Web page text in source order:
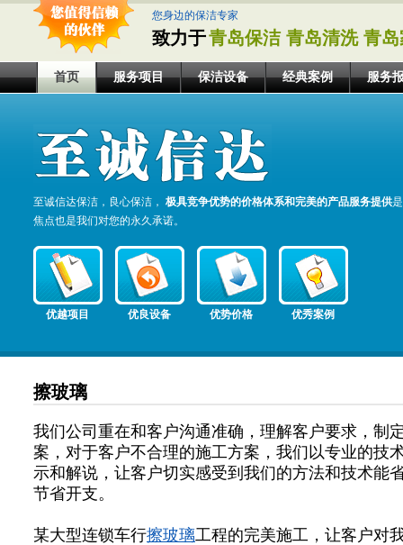
致力于青岛保洁 青岛清洗 青
您身边的保洁专家
首页 服务项目 保洁设备 经典案例 服务
至诚信达保洁，良心保洁， 极具竞争优势的价格体系和完美的产品服务提供
焦点也是我们对您的永久承诺。
优越项目 优良设备 优势价格 优秀案例
擦玻璃
我们公司重在和客户沟通准确，理解客户要求，制
案，对于客户不合理的施工方案，我们以专业的技
示和解说，让客户切实感受到我们的方法和技术能
节省开支。
某大型连锁车行擦玻璃工程的完美施工，让客户对